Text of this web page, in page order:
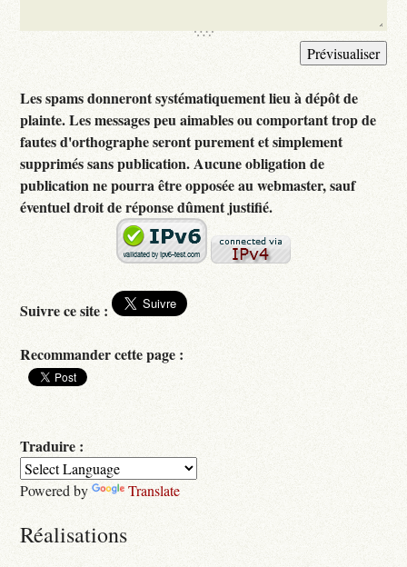
Les spams donneront systématiquement lieu à dépôt de
plainte. Les messages peu aimables ou comportant trop de
fautes d'orthographe seront purement et simplement
supprimés sans publication. Aucune obligation de
publication ne pourra être opposée au webmaster, sauf
éventuel droit de réponse dûment justifié.
Suivre ce site :
Recommander cette page :
Traduire :
Powered by Translate
Réalisations